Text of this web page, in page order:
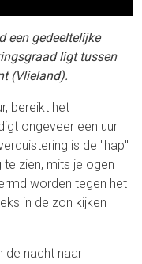
een gedeeltelijke
ligt tussen
(Vlieland).
bereikt het
ongeveer een uur
is de "hap"
zien, mits je ogen
worden tegen het
in de zon kijken
de nacht naar